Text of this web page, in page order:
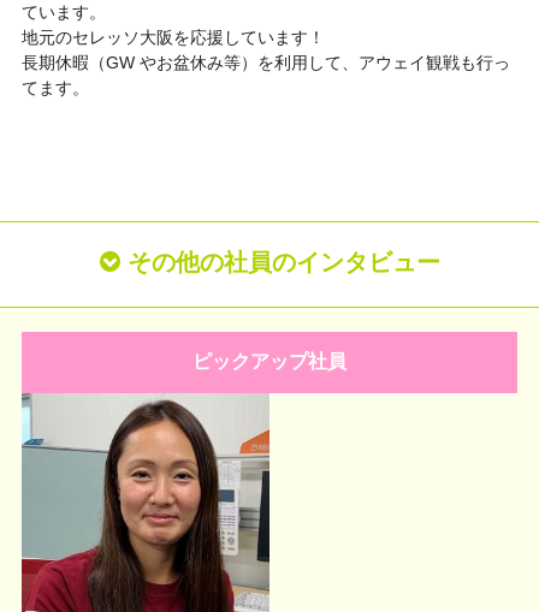
ています。
地元のセレッソ大阪を応援しています！
長期休暇（GW やお盆休み等）を利用して、アウェイ観戦も行っ
てます。
その他の社員のインタビュー
ピックアップ社員